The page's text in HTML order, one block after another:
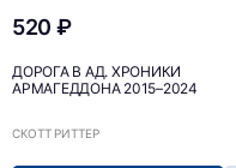
520 ₽
ДОРОГА В АД. ХРОНИКИ
АРМАГЕДДОНА 2015–2024
СКОТТ РИТТЕР